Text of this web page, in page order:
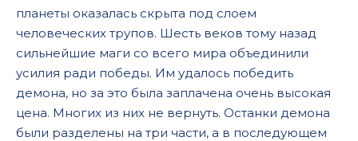
24
25
27
28
планеты оказалась скрыта под слоем
человеческих трупов. Шесть веков тому назад
сильнейшие маги со всего мира объединили
усилия ради победы. Им удалось победить
демона, но за это была заплачена очень высокая
цена. Многих из них не вернуть. Останки демона
были разделены на три части, а в последующем